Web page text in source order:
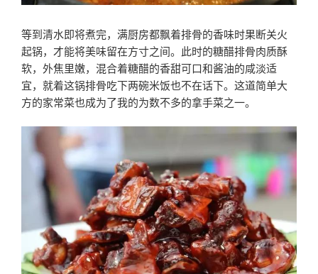
等到清水即将煮完，满厨房都飘着排骨的香味时果断关火
起锅，才能将美味留在方寸之间。此时的糖醋排骨肉质酥
软，外焦里嫩，混合着糖醋的香甜可口和酱油的咸淡适
宜，就着这锅排骨吃下两碗米饭也不在话下。这道简单大
方的家常菜也成为了我的为数不多的拿手菜之一。